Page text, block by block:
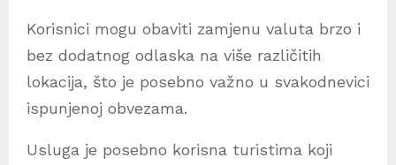
Korisnici mogu obaviti zamjenu valuta brzo i
bez dodatnog odlaska na više različitih
lokacija, što je posebno važno u svakodnevici
ispunjenoj obvezama.
Usluga je posebno korisna turistima koji